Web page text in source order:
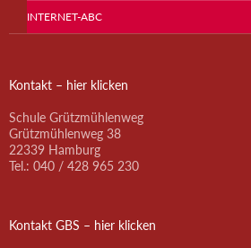
INTERNET-ABC
Kontakt – hier klicken
Schule Grützmühlenweg
Grützmühlenweg 38
22339 Hamburg
Tel.: 040 / 428 965 230
Kontakt GBS – hier klicken